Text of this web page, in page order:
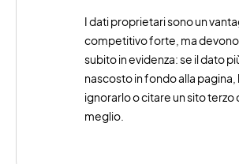
I dati proprietari sono un
competitivo forte, ma
subito in evidenza: se il dato
nascosto in fondo alla pagina,
ignorarlo o citare un sito terzo
meglio.